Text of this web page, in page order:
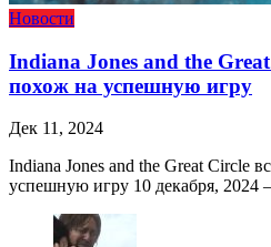
Новости
Indiana Jones and the
похож на успешную игру
Дек 11, 2024
Indiana Jones and the Great Circle
успешную игру 10 декабря, 2024